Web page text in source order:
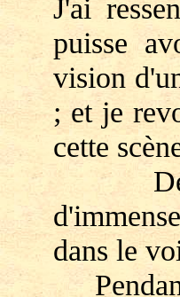
J'ai
puisse
vision
; et je
cette
dans le